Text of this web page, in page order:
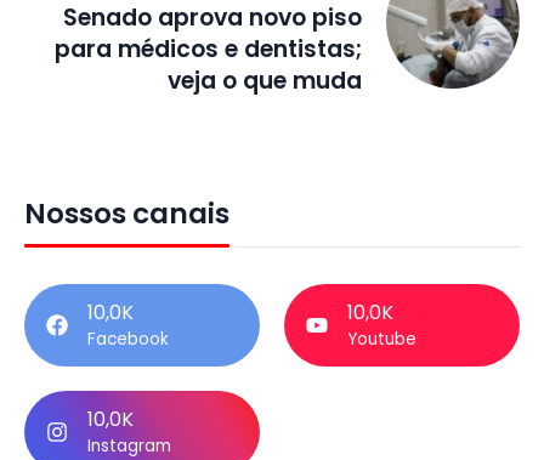
Senado aprova novo piso
para médicos e dentistas;
veja o que muda
Nossos canais
10,0K
Facebook
10,0K
Youtube
10,0K
Instagram